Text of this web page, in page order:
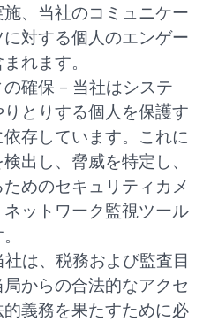
、当社のコミュニケー
対する個人のエンゲー
れます。
確保 – 当社はシステ
とりする個人を保護す
存しています。これに
出し、脅威を特定し、
めのセキュリティカメ
ットワーク監視ツール
社は、税務および監査目
からの合法的なアクセ
義務を果たすために必